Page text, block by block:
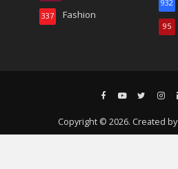
Fashion
337
932
95
Copyright © 2026. Created by